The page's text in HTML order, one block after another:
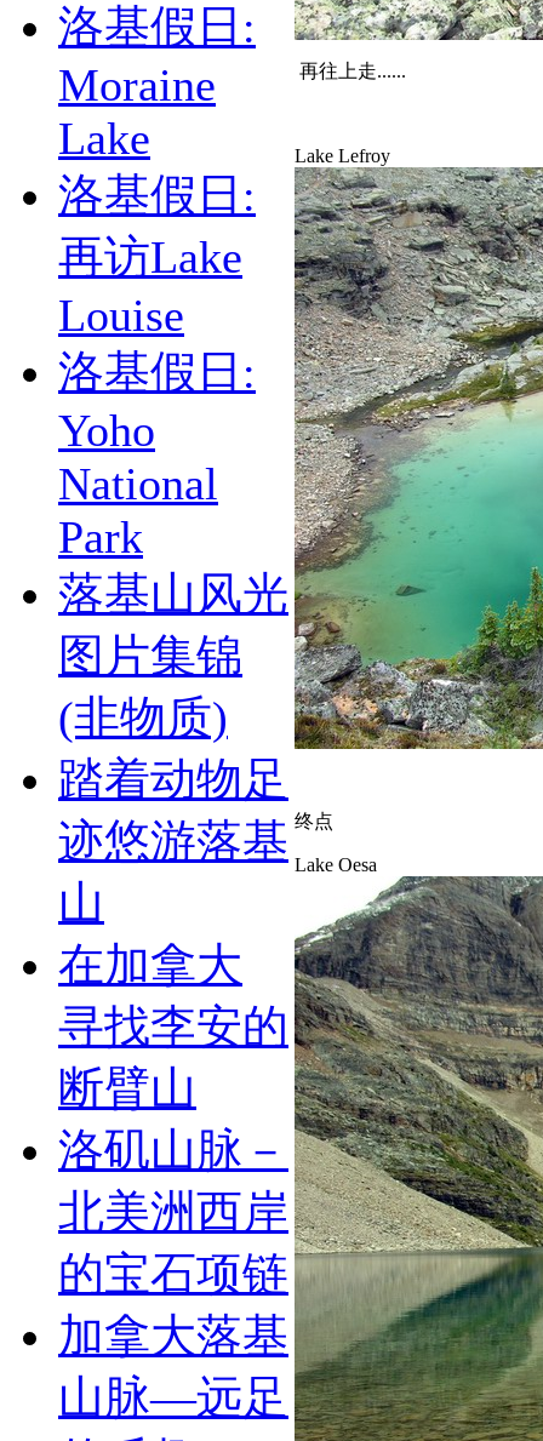
洛基假日:
Moraine
Lake
洛基假日:
再访Lake
Louise
洛基假日:
Yoho
National
Park
落基山风光
图片集锦
(非物质)
踏着动物足
迹悠游落基
山
在加拿大
寻找李安的
断臂山
洛矶山脉－
北美洲西岸
的宝石项链
加拿大落基
山脉—远足
再往上走......
Lake Lefroy
终点
Lake Oesa